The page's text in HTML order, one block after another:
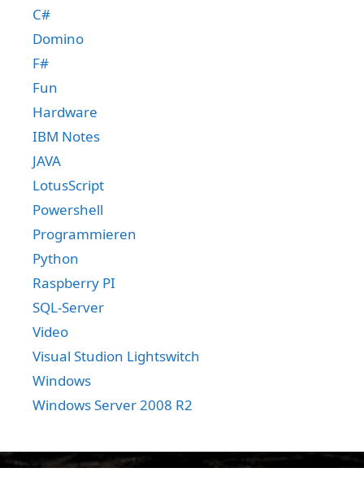
C#
Domino
F#
Fun
Hardware
IBM Notes
JAVA
LotusScript
Powershell
Programmieren
Python
Raspberry PI
SQL-Server
Video
Visual Studion Lightswitch
Windows
Windows Server 2008 R2